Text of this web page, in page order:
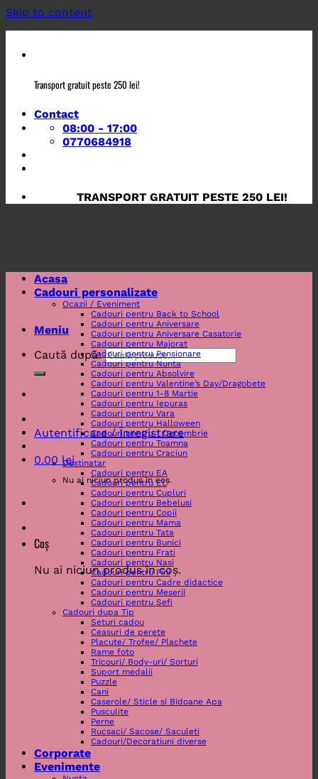
Skip to content
Transport gratuit peste 250 lei!
Contact
08:00 - 17:00
0770684918
TRANSPORT GRATUIT PESTE 250 LEI!
Meniu
Caută după:
Autentificare / Înregistrare
0.00 lei
Nu ai niciun produs în coș.
Coș
Nu ai niciun produs în coș.
Acasa
Cadouri personalizate
Ocazii / Eveniment
Cadouri pentru Back to School
Cadouri pentru Aniversare
Cadouri pentru Aniversare Casatorie
Cadouri pentru Majorat
Cadouri pentru Pensionare
Cadouri pentru Nunta
Cadouri pentru Absolvire
Cadouri pentru Valentine’s Day/Dragobete
Cadouri pentru 1-8 Martie
Cadouri pentru Iepuras
Cadouri pentru Vara
Cadouri pentru Halloween
Cadouri pentru 1 Decembrie
Cadouri pentru Toamna
Cadouri pentru Craciun
Destinatar
Cadouri pentru EA
Cadouri pentru EL
Cadouri pentru Cupluri
Cadouri pentru Bebelusi
Cadouri pentru Copii
Cadouri pentru Mama
Cadouri pentru Tata
Cadouri pentru Bunici
Cadouri pentru Frati
Cadouri pentru Nasi
Cadouri pentru Fini
Cadouri pentru Cadre didactice
Cadouri pentru Meserii
Cadouri pentru Sefi
Cadouri dupa Tip
Seturi cadou
Ceasuri de perete
Placute/ Trofee/ Plachete
Rame foto
Tricouri/ Body-uri/ Sorturi
Suport medalii
Puzzle
Cani
Caserole/ Sticle si Bidoane Apa
Pusculite
Perne
Rucsaci/ Sacose/ Saculeti
Cadouri/Decoratiuni diverse
Corporate
Evenimente